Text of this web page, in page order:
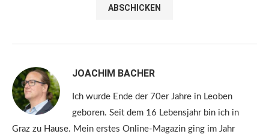
JOACHIM BACHER
Ich wurde Ende der 70er Jahre in Leoben
geboren. Seit dem 16 Lebensjahr bin ich in
Graz zu Hause. Mein erstes Online-Magazin ging im Jahr